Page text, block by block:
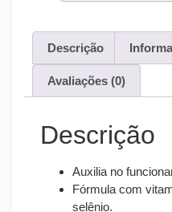
Descrição
Avaliações (0)
Descrição
Auxilia no
Fórmula com
selênio.